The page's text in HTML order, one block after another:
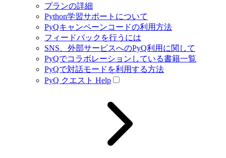
プランの詳細
Python学習サポートについて
PyQキャンペーンコードの利用方法
フィードバックを行うには
SNS、外部サービスへのPyQ利用に関して
PyQでコラボレーションしている書籍一覧
PyQで対話モードを利用する方法
PyQ クエスト Help